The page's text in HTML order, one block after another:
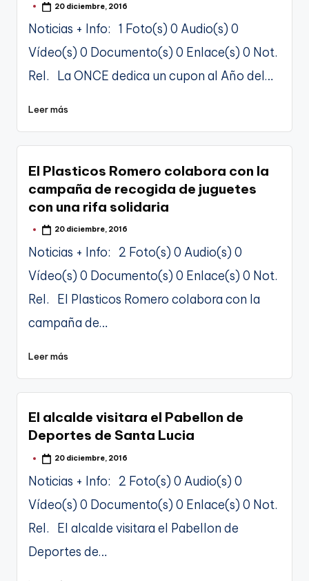
Publicado20 diciembre, 2016
Noticias + Info: 1 Foto(s) 0 Audio(s) 0
Vídeo(s) 0 Documento(s) 0 Enlace(s) 0 Not.
Rel. La ONCE dedica un cupon al Año del…
Leer más
El Plasticos Romero colabora con la
campaña de recogida de juguetes
con una rifa solidaria
Publicado20 diciembre, 2016
Noticias + Info: 2 Foto(s) 0 Audio(s) 0
Vídeo(s) 0 Documento(s) 0 Enlace(s) 0 Not.
Rel. El Plasticos Romero colabora con la
campaña de…
Leer más
El alcalde visitara el Pabellon de
Deportes de Santa Lucia
Publicado20 diciembre, 2016
Noticias + Info: 2 Foto(s) 0 Audio(s) 0
Vídeo(s) 0 Documento(s) 0 Enlace(s) 0 Not.
Rel. El alcalde visitara el Pabellon de
Deportes de…